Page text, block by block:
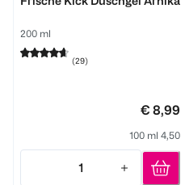
200 ml
(29)
€ 8,99
100 ml 4,50
1
Quantity: 1